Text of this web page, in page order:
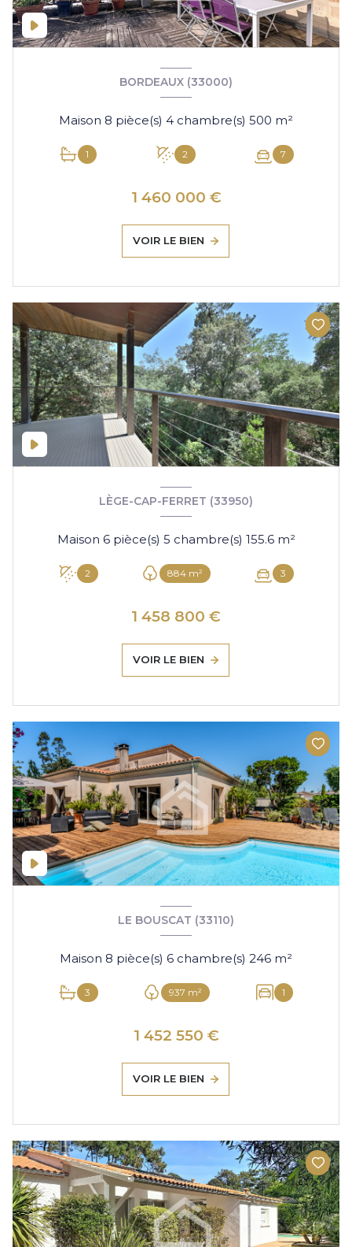
BORDEAUX (33000)
Maison 8 pièce(s) 4 chambre(s) 500 m²
1 2 7
1 460 000 €
VOIR LE BIEN
LÈGE-CAP-FERRET (33950)
Maison 6 pièce(s) 5 chambre(s) 155.6 m²
2 884 m² 3
1 458 800 €
VOIR LE BIEN
LE BOUSCAT (33110)
Maison 8 pièce(s) 6 chambre(s) 246 m²
3 937 m² 1
1 452 550 €
VOIR LE BIEN